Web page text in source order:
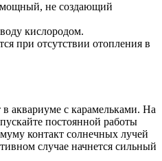
не создающий
кислородом.
при отсутствии отопления в
аквариуме с карамельками. На
постоянной работы
контакт солнечных лучей
случае начнется сильный